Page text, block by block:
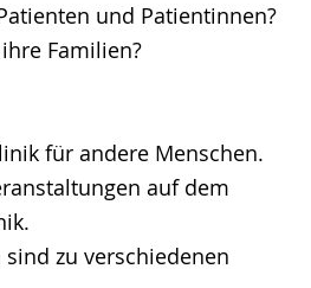
und Patientinnen?
Familien?
für andere Menschen.
auf dem
zu verschiedenen